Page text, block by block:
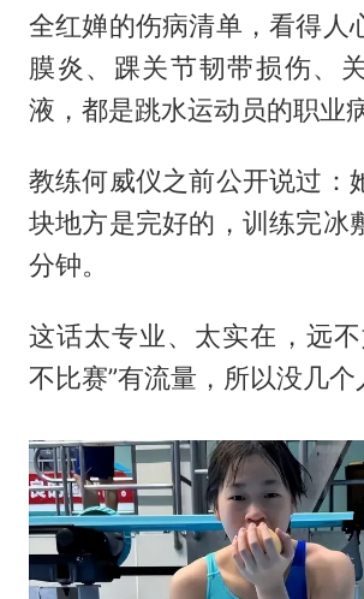
全红婵的伤病清单，看得人
膜炎、踝关节韧带损伤、
液，都是跳水运动员的职业病
教练何威仪之前公开说过：
块地方是完好的，训练完冰
分钟。
这话太专业、太实在，远
不比赛”有流量，所以没几个